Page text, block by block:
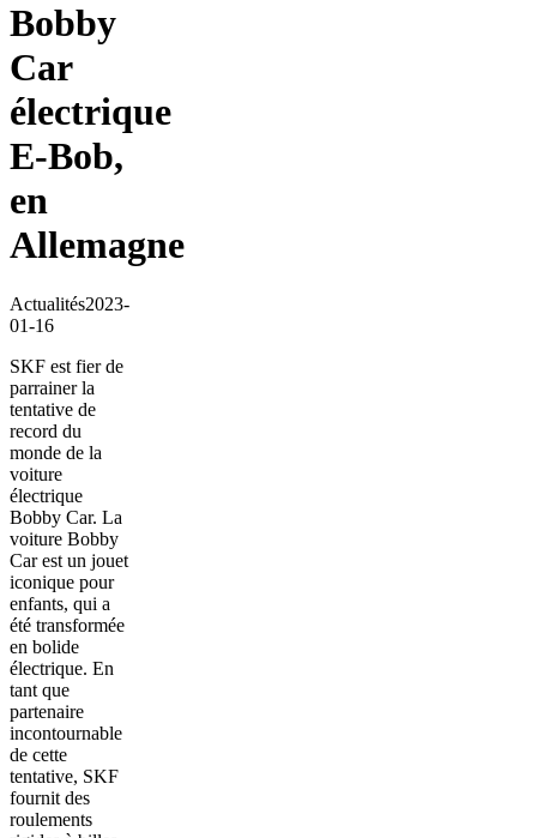
Bobby
Car
électrique
E-Bob,
en
Allemagne
Actualités2023-
01-16
SKF est fier de
parrainer la
tentative de
record du
monde de la
voiture
électrique
Bobby Car. La
voiture Bobby
Car est un jouet
iconique pour
enfants, qui a
été transformée
en bolide
électrique. En
tant que
partenaire
incontournable
de cette
tentative, SKF
fournit des
roulements